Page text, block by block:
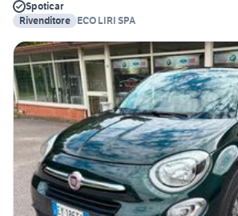
Spoticar
Rivenditore ECO LIRI SPA